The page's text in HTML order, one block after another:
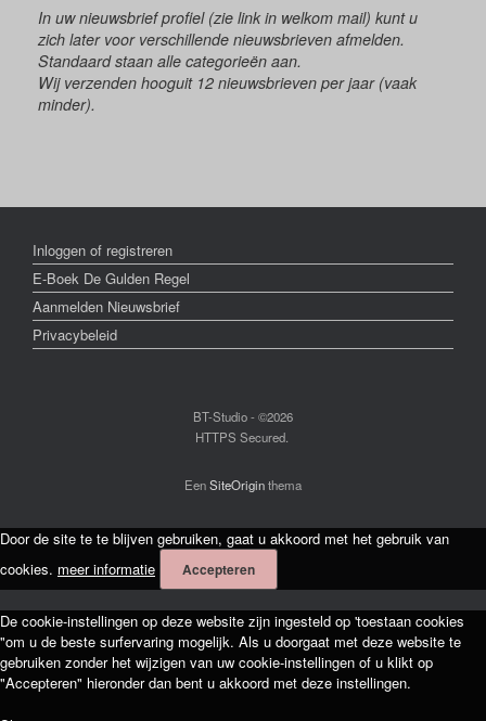
In uw nieuwsbrief profiel (zie link in welkom mail) kunt u
zich later voor verschillende nieuwsbrieven afmelden.
Standaard staan alle categorieën aan.
Wij verzenden hooguit 12 nieuwsbrieven per jaar (vaak
minder).
Inloggen of registreren
E-Boek De Gulden Regel
Aanmelden Nieuwsbrief
Privacybeleid
BT-Studio - ©2026
HTTPS Secured.
EenSiteOriginthema
Door de site te te blijven gebruiken, gaat u akkoord met het gebruik van
cookies. meer informatie Accepteren
De cookie-instellingen op deze website zijn ingesteld op 'toestaan cookies
"om u de beste surfervaring mogelijk. Als u doorgaat met deze website te
gebruiken zonder het wijzigen van uw cookie-instellingen of u klikt op
"Accepteren" hieronder dan bent u akkoord met deze instellingen.